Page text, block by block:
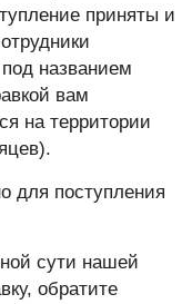
приняты и
названием
вам
на территории
для поступления
сути нашей
обратите